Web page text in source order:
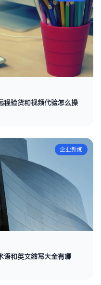
程验货和视频代验怎么操
企业新闻
语和英文缩写大全有哪